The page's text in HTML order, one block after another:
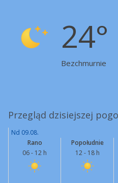
24°
Bezchmurnie
Przegląd dzisiejszej
Nd 09.08.
Rano
06 - 12 h
Popołudnie
12 - 18 h